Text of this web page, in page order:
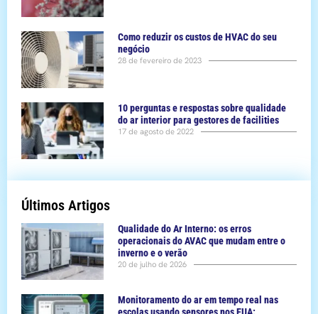
Como reduzir os custos de HVAC do seu
negócio
28 de fevereiro de 2023
10 perguntas e respostas sobre qualidade
do ar interior para gestores de facilities
17 de agosto de 2022
Últimos Artigos
Qualidade do Ar Interno: os erros
operacionais do AVAC que mudam entre o
inverno e o verão
20 de julho de 2026
Monitoramento do ar em tempo real nas
escolas usando sensores nos EUA: